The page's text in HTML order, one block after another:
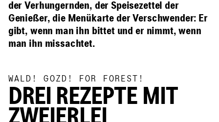
WALD! GOZD! FOR FOREST!
der Verhungernden, der Speisezettel der
Genießer, die Menükarte der Verschwender: Er
gibt, wenn man ihn bittet und er nimmt, wenn
man ihn missachtet.
DREI REZEPTE MIT